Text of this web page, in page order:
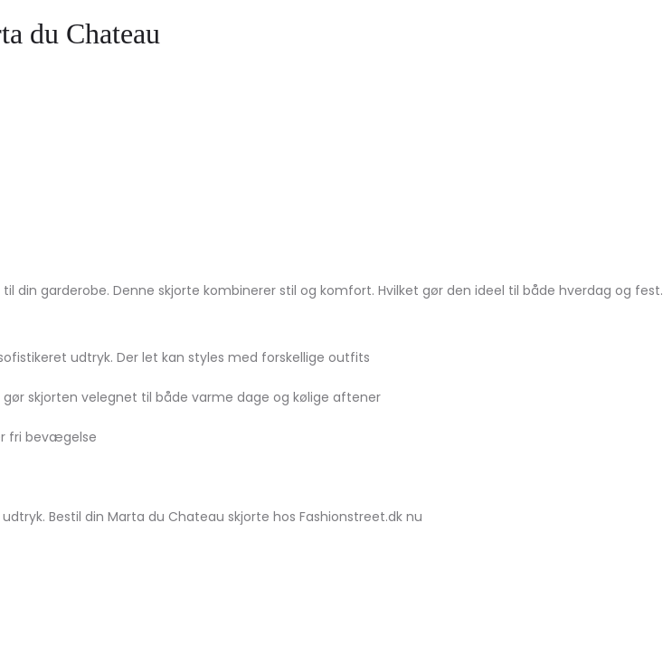
du Chateau
garderobe. Denne skjorte kombinerer stil og komfort. Hvilket gør den ideel til både hverdag og fest.
udtryk. Der let kan styles med forskellige outfits
skjorten velegnet til både varme dage og kølige aftener
fri bevægelse
Bestil din Marta du Chateau skjorte hos Fashionstreet.dk nu